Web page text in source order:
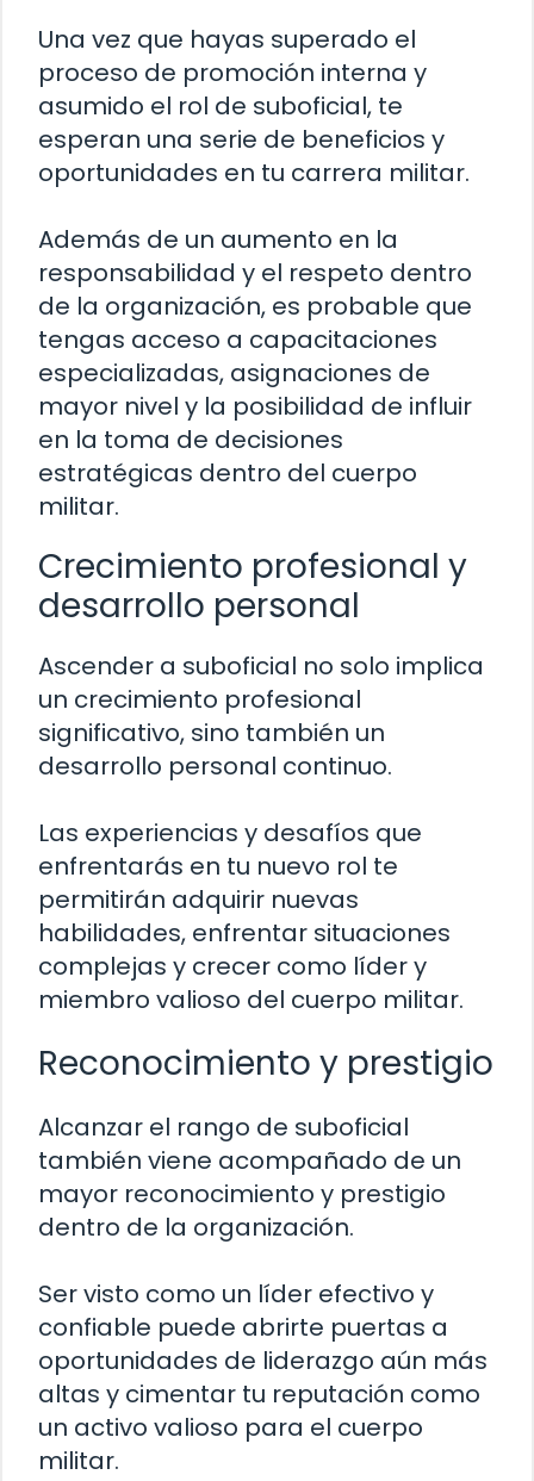
Una vez que hayas superado el
proceso de promoción interna y
asumido el rol de suboficial, te
esperan una serie de beneficios y
oportunidades en tu carrera militar.
Además de un aumento en la
responsabilidad y el respeto dentro
de la organización, es probable que
tengas acceso a capacitaciones
especializadas, asignaciones de
mayor nivel y la posibilidad de influir
en la toma de decisiones
estratégicas dentro del cuerpo
militar.
Crecimiento profesional y
desarrollo personal
Ascender a suboficial no solo implica
un crecimiento profesional
significativo, sino también un
desarrollo personal continuo.
Las experiencias y desafíos que
enfrentarás en tu nuevo rol te
permitirán adquirir nuevas
habilidades, enfrentar situaciones
complejas y crecer como líder y
miembro valioso del cuerpo militar.
Reconocimiento y prestigio
Alcanzar el rango de suboficial
también viene acompañado de un
mayor reconocimiento y prestigio
dentro de la organización.
Ser visto como un líder efectivo y
confiable puede abrirte puertas a
oportunidades de liderazgo aún más
altas y cimentar tu reputación como
un activo valioso para el cuerpo
militar.